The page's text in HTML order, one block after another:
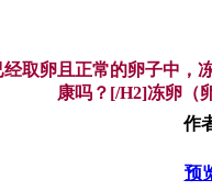
取卵且正常的卵子中
康吗？[/H2]冻卵（
作
预